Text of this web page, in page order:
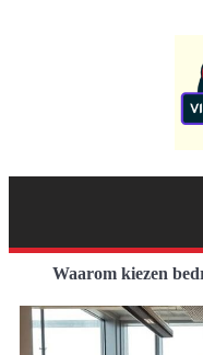
Waarom kiezen